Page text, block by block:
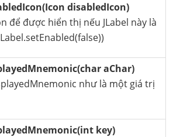
disabledIcon)
để được hiển thị nếu JLabel này là
aChar)
như là một giá trị
key)